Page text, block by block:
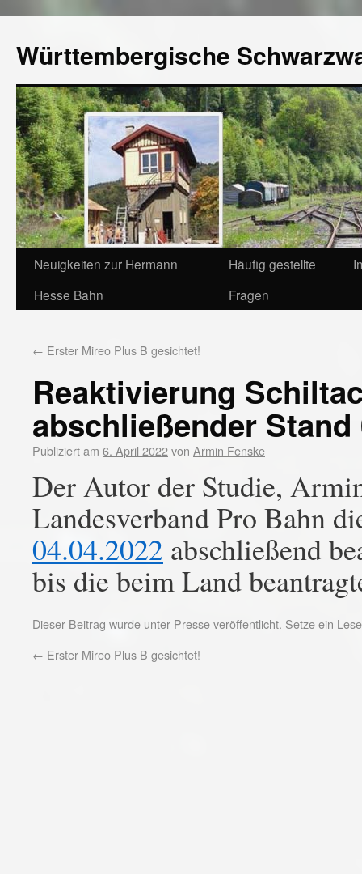
Württembergische
Neuigkeiten zur Hermann
Hesse Bahn
Häufig gestellte
Fragen
← Erster Mireo Plus B gesichtet!
Reaktivierung
abschließender Stand
Publiziert am 6. April 2022von Armin Fenske
Der Autor der Studie,
Landesverband Pro Bahn
04.04.2022 abschließend
bis die beim Land
Dieser Beitrag wurde unter Presseveröffentlicht. Setze ein
← Erster Mireo Plus B gesichtet!